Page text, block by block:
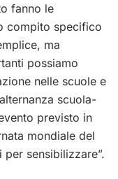
fanno le
compito specifico
ma
possiamo
nelle scuole e
scuola-
previsto in
mondiale del
sensibilizzare”.